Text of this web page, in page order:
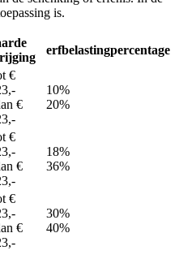
is.
erfbelastingpercentage
€
€
10%
20%
€
€
18%
36%
€
€
30%
40%